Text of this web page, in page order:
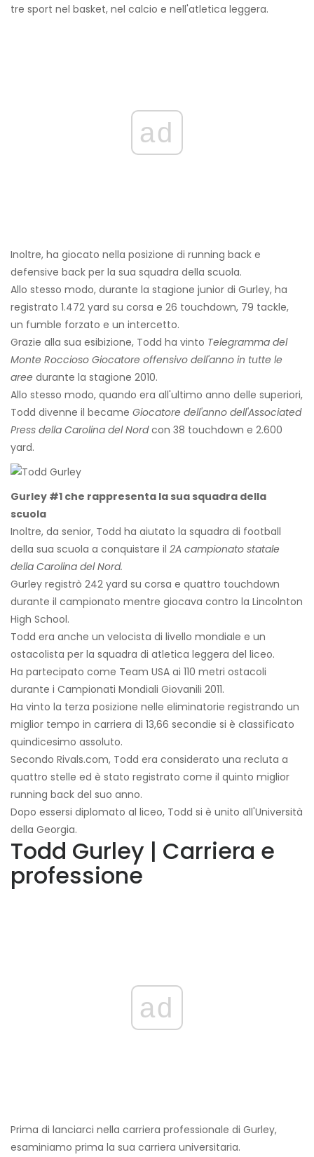
tre sport nel basket, nel calcio e nell'atletica leggera.
ad
Inoltre, ha giocato nella posizione di running back e
defensive back per la sua squadra della scuola.
Allo stesso modo, durante la stagione junior di Gurley, ha
registrato 1.472 yard su corsa e 26 touchdown, 79 tackle,
un fumble forzato e un intercetto.
Grazie alla sua esibizione, Todd ha vinto Telegramma del
Monte Roccioso Giocatore offensivo dell'anno in tutte le
aree durante la stagione 2010.
Allo stesso modo, quando era all'ultimo anno delle superiori,
Todd divenne il became Giocatore dell'anno dell'Associated
Press della Carolina del Nordcon 38 touchdown e 2.600
yard.
Gurley #1 che rappresenta la sua squadra della
scuola
Inoltre, da senior, Todd ha aiutato la squadra di football
della sua scuola a conquistare il 2A campionato statale
della Carolina del Nord.
Gurley registrò 242 yard su corsa e quattro touchdown
durante il campionato mentre giocava contro la Lincolnton
High School.
Todd era anche un velocista di livello mondiale e un
ostacolista per la squadra di atletica leggera del liceo.
Ha partecipato come Team USA ai 110 metri ostacoli
durante i Campionati Mondiali Giovanili 2011.
Ha vinto la terza posizione nelle eliminatorie registrando un
miglior tempo in carriera di 13,66 secondie si è classificato
quindicesimo assoluto.
Secondo Rivals.com, Todd era considerato una recluta a
quattro stelle ed è stato registrato come il quinto miglior
running back del suo anno.
Dopo essersi diplomato al liceo, Todd si è unito all'Università
della Georgia.
Todd Gurley | Carriera e
professione
ad
Prima di lanciarci nella carriera professionale di Gurley,
esaminiamo prima la sua carriera universitaria.